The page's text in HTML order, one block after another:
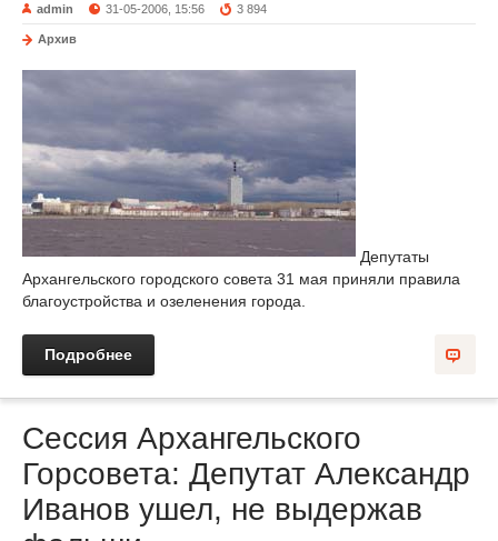
admin 31-05-2006, 15:56 3 894
Архив
Депутаты
Архангельского городского совета 31 мая приняли правила
благоустройства и озеленения города.
Подробнее
Сессия Архангельского
Горсовета: Депутат Александр
Иванов ушел, не выдержав